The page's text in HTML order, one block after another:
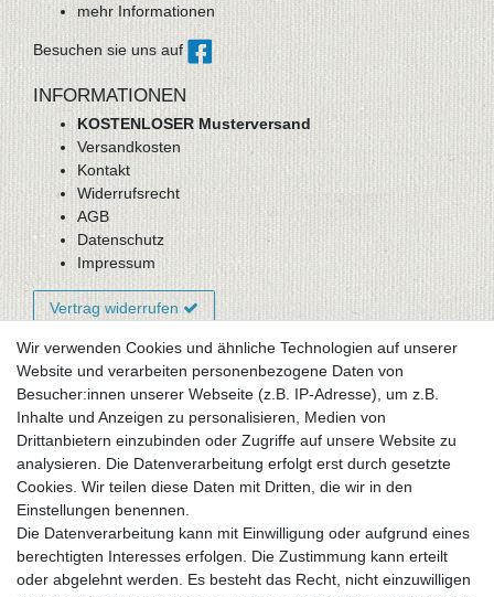
mehr Informationen
Besuchen sie uns auf
INFORMATIONEN
KOSTENLOSER Musterversand
Versandkosten
Kontakt
Widerrufsrecht
AGB
Datenschutz
Impressum
Vertrag widerrufen
Newsletter-Anmeldung
FAQ / Fragen
Mein Warenkorb
Mein Merkzettel
Mein Konto
UNSER LADENGESCHÄFT
Gottlieb-Daimler-Str. 10
33334 Gütersloh
Wir verwenden Cookies und ähnliche Technologien auf unserer
Website und verarbeiten personenbezogene Daten von
Besucher:innen unserer Webseite (z.B. IP-Adresse), um z.B.
Inhalte und Anzeigen zu personalisieren, Medien von
Drittanbietern einzubinden oder Zugriffe auf unsere Website zu
analysieren. Die Datenverarbeitung erfolgt erst durch gesetzte
Cookies. Wir teilen diese Daten mit Dritten, die wir in den
Einstellungen benennen.
Die Datenverarbeitung kann mit Einwilligung oder aufgrund eines
berechtigten Interesses erfolgen. Die Zustimmung kann erteilt
oder abgelehnt werden. Es besteht das Recht, nicht einzuwilligen